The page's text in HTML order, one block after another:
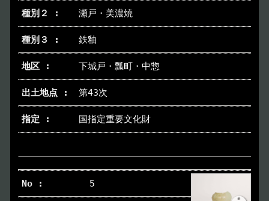
瀬戸・美濃焼
鉄釉
下城戸・瓢町・中惣
第43次
国指定重要文化財
5